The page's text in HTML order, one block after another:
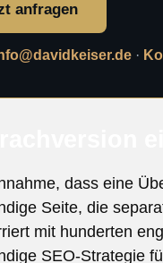
anfragen
·
dass eine
Seite, die
mit hunderten
SEO-Strategie